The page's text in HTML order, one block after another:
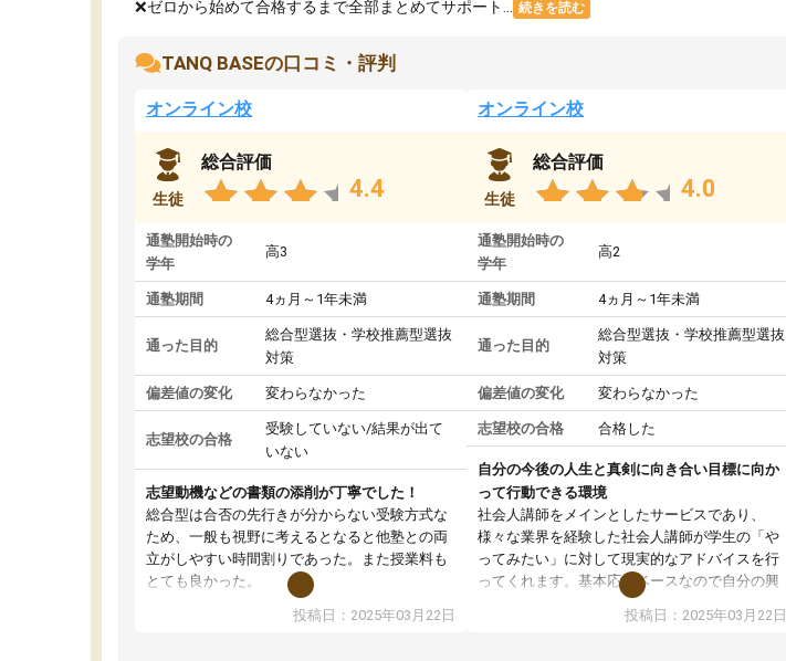
❌ゼロから始めて合格するまで全部まとめてサポート...
続きを読む
TANQ BASEの口コミ・評判
オンライン校
生徒
総合評価
4.4
通塾開始時の
学年
高3
通塾期間 4ヵ月～1年未満
通った目的
総合型選抜・学校推薦型選抜
対策
偏差値の変化 変わらなかった
志望校の合格
受験していない/結果が出て
いない
志望動機などの書類の添削が丁寧でした！
総合型は合否の先行きが分からない受験方式な
ため、一般も視野に考えるとなると他塾との両
立がしやすい時間割りであった。また授業料も
とても良かった。
総合型の多くの塾は大学生が見ることが多い
が、はたらく部総合型コースは大学生の目だけ
投稿日：2025年03月22日
オンライン校
生徒
総合評価
4.0
通塾開始時の
学年
高2
通塾期間 4ヵ月～1年未満
通った目的
総合型選抜・学校推薦型選抜
対策
偏差値の変化 変わらなかった
志望校の合格 合格した
自分の今後の人生と真剣に向き合い目標に向か
って行動できる環境
社会人講師をメインとしたサービスであり、
様々な業界を経験した社会人講師が学生の「や
ってみたい」に対して現実的なアドバイスを行
ってくれます。基本応援ベースなので自分の興
味分野について学生知識では思いつかない部分
まで深ぼる事が出来ます。
投稿日：2025年03月22日